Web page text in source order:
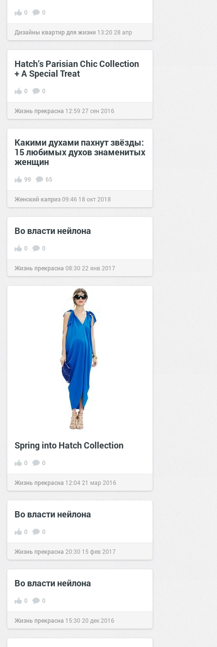
0 0
Дизайны квартир для жизни 13:20 28 апр
2025
Hatch’s Parisian Chic Collection
+ A Special Treat
0 0
Жизнь прекрасна 12:59 27 сен 2016
Какими духами пахнут звёзды:
15 любимых духов знаменитых
женщин
99 65
Женский каприз09:46 18 окт 2018
Во власти нейлона
0 0
Жизнь прекрасна 08:30 22 янв 2017
Spring into Hatch Collection
0 0
Жизнь прекрасна 12:04 21 мар 2016
Во власти нейлона
0 0
Жизнь прекрасна 20:30 15 фев 2017
Во власти нейлона
0 0
Жизнь прекрасна 15:30 20 дек 2016